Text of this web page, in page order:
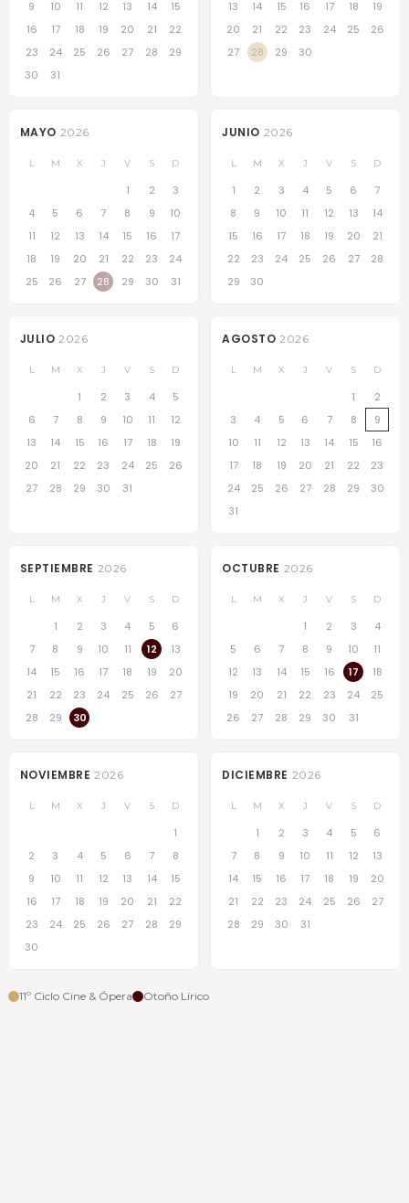
9 10 11 12 13 14
15
16
17 18 19 20 21
22
23
24 25 26 27 28
29
30
31
13 14 15 16 17 18
19
20
21 22 23 24 25
26
27
28 29 30
MAYO 2026
L M X J V S D
1 2
3
4
5 6 7 8 9
10
11
12 13 14 15 16
17
18
19 20 21 22 23
24
25
26 27 28 29 30 31
JUNIO 2026
L M X J V S D
1 2 3 4 5 6
7
8
9 10 11 12 13
14
15
16 17 18 19 20
21
22
23 24 25 26 27
28
29
30
JULIO 2026
L M X J V S D
1 2 3 4
5
6
7 8 9 10 11
12
13
14 15 16 17 18
19
20
21 22 23 24 25
26
27
28 29 30 31
AGOSTO 2026
L M X J V S D
1
2
3
4 5 6 7 8
9
10
11 12 13 14 15
16
17
18 19 20 21 22
23
24
25 26 27 28 29
30
31
SEPTIEMBRE 2026
L M X J V S D
1 2 3 4 5
6
7
8 9 10 11 12
13
14
15 16 17 18 19
20
21
22 23 24 25 26
27
28
29 30
OCTUBRE 2026
L M X J V S D
1 2 3
4
5
6 7 8 9 10
11
12
13 14 15 16 17
18
19
20 21 22 23 24
25
26
27 28 29 30 31
NOVIEMBRE 2026
L M X J V S D
1
2
3 4 5 6 7
8
9
10 11 12 13 14
15
16
17 18 19 20 21
22
23
24 25 26 27 28
29
30
DICIEMBRE 2026
L M X J V S D
1 2 3 4 5
6
7
8 9 10 11 12
13
14
15 16 17 18 19
20
21
22 23 24 25 26
27
28
29 30 31
11º Ciclo Cine & Ópera Otoño Lírico